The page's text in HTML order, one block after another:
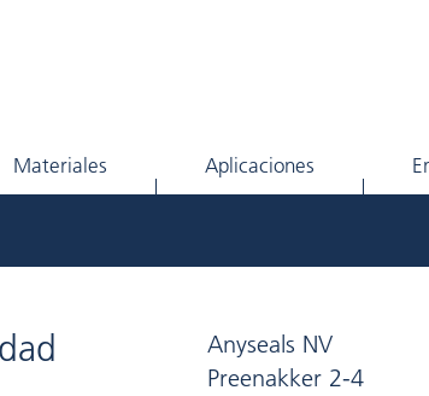
Materiales Aplicaciones
Anyseals NV
Preenakker 2-4